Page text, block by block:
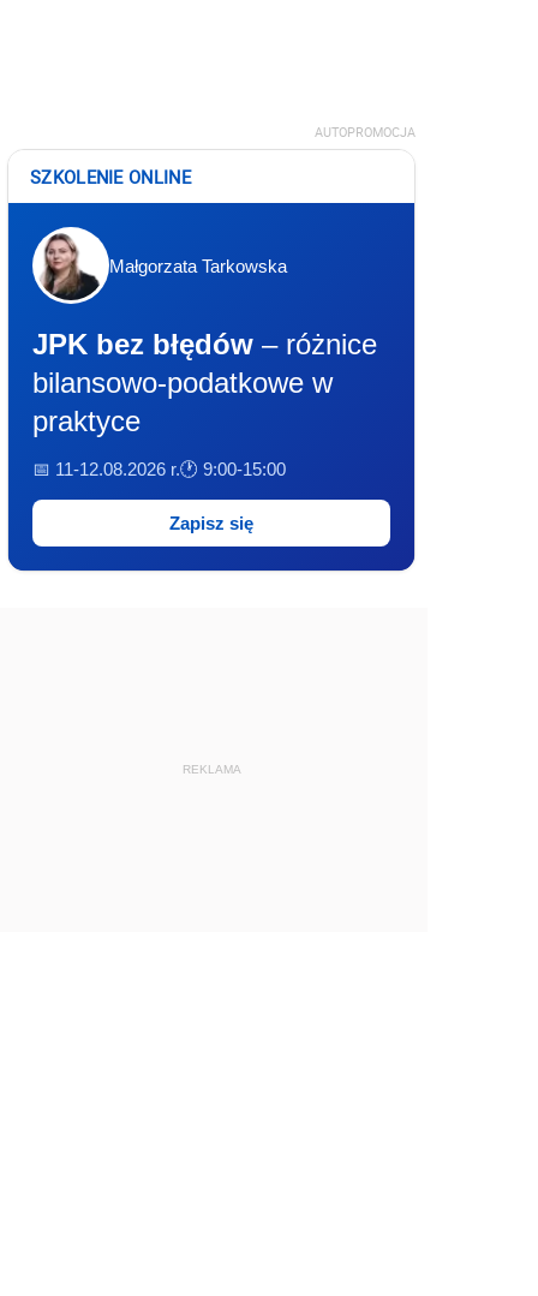
AUTOPROMOCJA
SZKOLENIE ONLINE
Małgorzata Tarkowska
JPK bez błędów – różnice
bilansowo-podatkowe w
praktyce
📅 11-12.08.2026 r.🕐 9:00-15:00
Zapisz się
REKLAMA